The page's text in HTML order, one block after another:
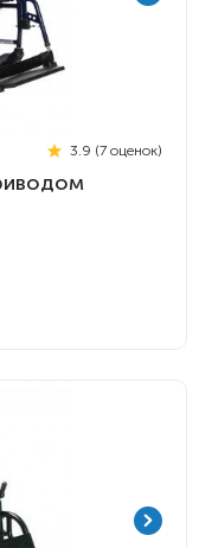
3.9 (7 оценок)